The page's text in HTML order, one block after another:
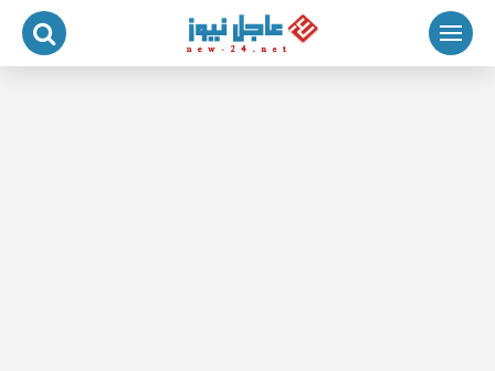
التجاوز
المحتوى